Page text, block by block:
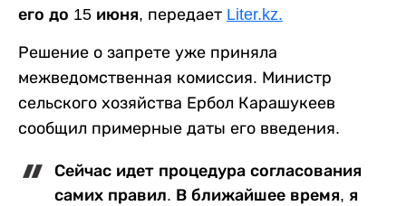
его до 15 июня, передает Liter.kz.
Решение о запрете уже приняла
межведомственная комиссия. Министр
сельского хозяйства Ербол Карашукеев
сообщил примерные даты его введения.
Сейчас идет процедура согласования
самих правил. В ближайшее время, я